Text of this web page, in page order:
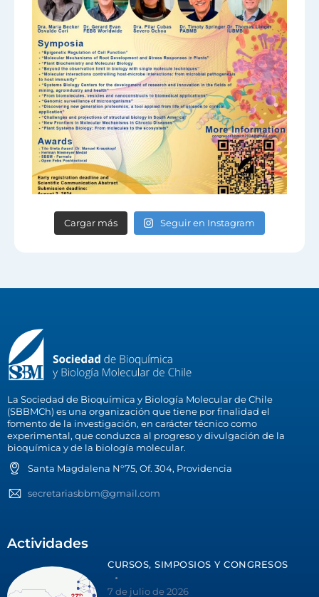
Cargar más Seguir en Instagram
La Sociedad de Bioquímica y Biología Molecular de Chile
(SBBMCh) es una organización que tiene por finalidad el
fomento de la investigación, en carácter técnico como
experimental, que conduzca al progreso y divulgación de la
bioquímica y de la biología molecular.
Santa Magdalena N°75, Of. 304, Providencia
secretariasbbm@gmail.com
Actividades
CURSOS, SIMPOSIOS Y CONGRESOS
7 de julio de 2026